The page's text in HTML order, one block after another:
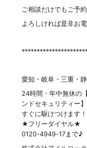
ご相談だけでもご予
よろしければ是非お
愛知・岐阜・三重・
24時間・年中無休の
ンドセキュリティー
すぐに駆けつけます！
★フリーダイヤル★
0120-4949-17まで♪